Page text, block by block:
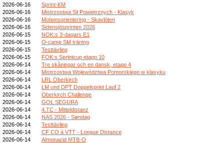
2026-06-16
Sprint-KM
2026-06-16
Mistrzostwa Sił Powietrznych - Klasyk
2026-06-16
Motionsorientering - Skavlöten
2026-06-16
Sidensjösprinten 2026
2026-06-15
NOK:s 3-dagars E1
2026-06-15
O-camp SM träning
2026-06-15
Testtävling
2026-06-15
FOK:s Sprintcup etapp 10
2026-06-14
Tre skåningar och en dansk, etapp 4
2026-06-14
Mistrzostwa Województwa Pomorskiego w klasyku
2026-06-14
LRL Oberkirch
2026-06-14
LM und DPT Doppelsprint Lauf 2
2026-06-14
Oberkirch Challenge
2026-06-14
GOL SEGURA
2026-06-14
4.TC - Mitteldistanz
2026-06-14
NAS 2026 - Søndag
2026-06-14
Testtävling
2026-06-14
CF CO à VTT - Longue Distance
2026-06-14
Almonacid MTB-O